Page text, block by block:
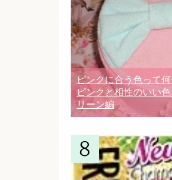
ピンクに合う色って
ピンクと相性のいい
リーン編